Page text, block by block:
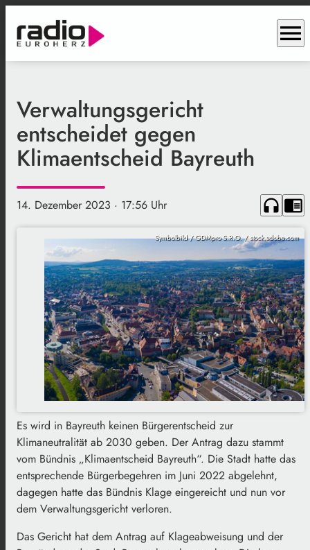
menu
Verwaltungsgericht
entscheidet gegen
Klimaentscheid Bayreuth
14. Dezember 2023 · 17:56 Uhr headphones chrome_reader_mode
Symbolbild / GDMpro S.R.O. / stock.adobe.com
Es wird in Bayreuth keinen Bürgerentscheid zur
Klimaneutralität ab 2030 geben. Der Antrag dazu stammt
vom Bündnis „Klimaentscheid Bayreuth“. Die Stadt hatte das
entsprechende Bürgerbegehren im Juni 2022 abgelehnt,
dagegen hatte das Bündnis Klage eingereicht und nun vor
dem Verwaltungsgericht verloren.
Das Gericht hat dem Antrag auf Klageabweisung und der